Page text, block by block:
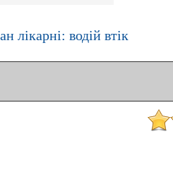
лікарні: водій втік